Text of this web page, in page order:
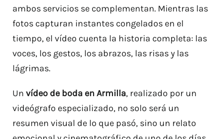
ambos servicios se complementan. Mientras las
fotos capturan instantes congelados en el
tiempo, el vídeo cuenta la historia completa: las
voces, los gestos, los abrazos, las risas y las
lágrimas.
Un vídeo de boda en Armilla, realizado por un
videógrafo especializado, no solo será un
resumen visual de lo que pasó, sino un relato